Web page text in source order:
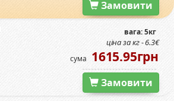
Замовити
вага: 5кг
ціна за кг - 6.3€
сума 1615.95грн
Замовити